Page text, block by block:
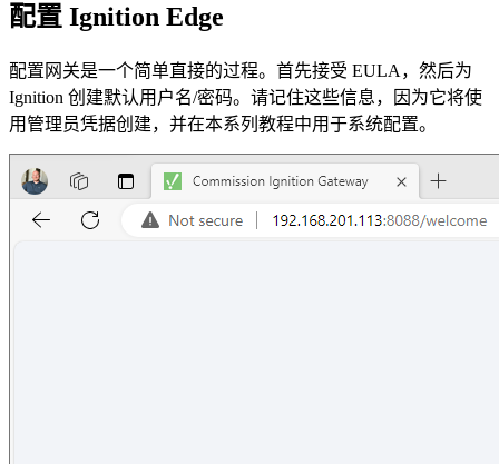
配置 Ignition Edge
配置网关是一个简单直接的过程。首先接受 EULA，然后为
Ignition 创建默认用户名/密码。请记住这些信息，因为它将使
用管理员凭据创建，并在本系列教程中用于系统配置。